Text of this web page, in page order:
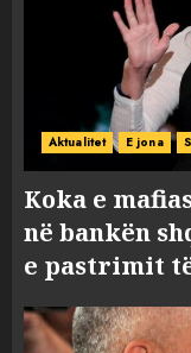
Aktualitet E jona
Koka e
në bankën
e pastrimit